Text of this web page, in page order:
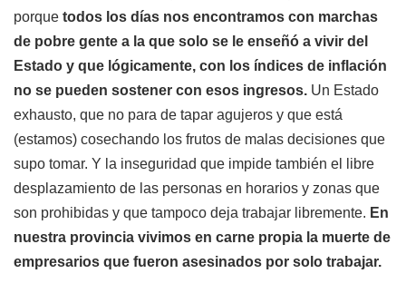
porque todos los días nos encontramos con marchas
de pobre gente a la que solo se le enseñó a vivir del
Estado y que lógicamente, con los índices de inflación
no se pueden sostener con esos ingresos. Un Estado
exhausto, que no para de tapar agujeros y que está
(estamos) cosechando los frutos de malas decisiones que
supo tomar. Y la inseguridad que impide también el libre
desplazamiento de las personas en horarios y zonas que
son prohibidas y que tampoco deja trabajar libremente. En
nuestra provincia vivimos en carne propia la muerte de
empresarios que fueron asesinados por solo trabajar.